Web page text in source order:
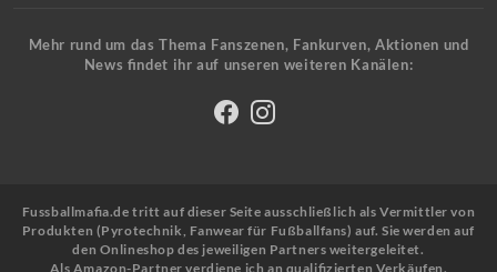
Mehr rund um das Thema Fanszenen, Fankurven, Aktionen und
News findet ihr auf unseren weiteren Kanälen:
Fussballmafia.de tritt auf dieser Seite ausschließlich als Vermittler von
Produkten (Pyrotechnik, Fanwear für Fußballfans) auf. Sie werden auf
den Onlineshop des jeweiligen Partners weitergeleitet.
Als Amazon-Partner verdiene ich an qualifizierten Verkäufen.